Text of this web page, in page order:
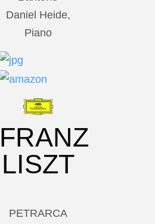
Daniel Heide,
Piano
FRANZ
LISZT
PETRARCA